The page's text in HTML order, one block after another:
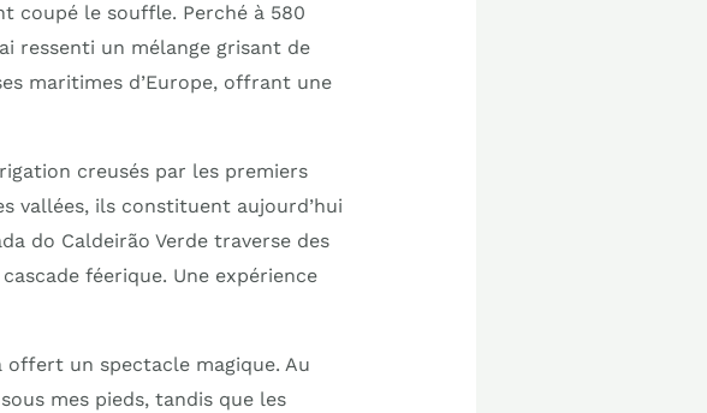
coupé le souffle. Perché à 580
ressenti un mélange grisant de
maritimes d’Europe, offrant une
creusés par les premiers
vallées, ils constituent aujourd’hui
do Caldeirão Verde traverse des
féerique. Une expérience
offert un spectacle magique. Au
mes pieds, tandis que les